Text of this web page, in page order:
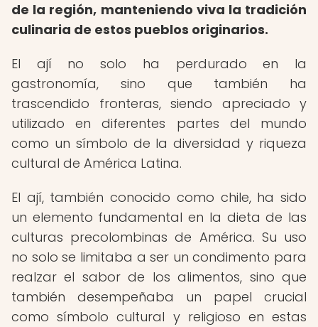
de la región, manteniendo viva la tradición
culinaria de estos pueblos originarios.
El ají no solo ha perdurado en la
gastronomía, sino que también ha
trascendido fronteras, siendo apreciado y
utilizado en diferentes partes del mundo
como un símbolo de la diversidad y riqueza
cultural de América Latina.
El ají, también conocido como chile, ha sido
un elemento fundamental en la dieta de las
culturas precolombinas de América. Su uso
no solo se limitaba a ser un condimento para
realzar el sabor de los alimentos, sino que
también desempeñaba un papel crucial
como símbolo cultural y religioso en estas